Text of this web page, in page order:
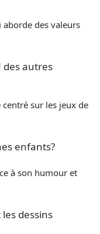
aborde des valeurs
des autres
sur les jeux de
enfants?
à son humour et
dessins